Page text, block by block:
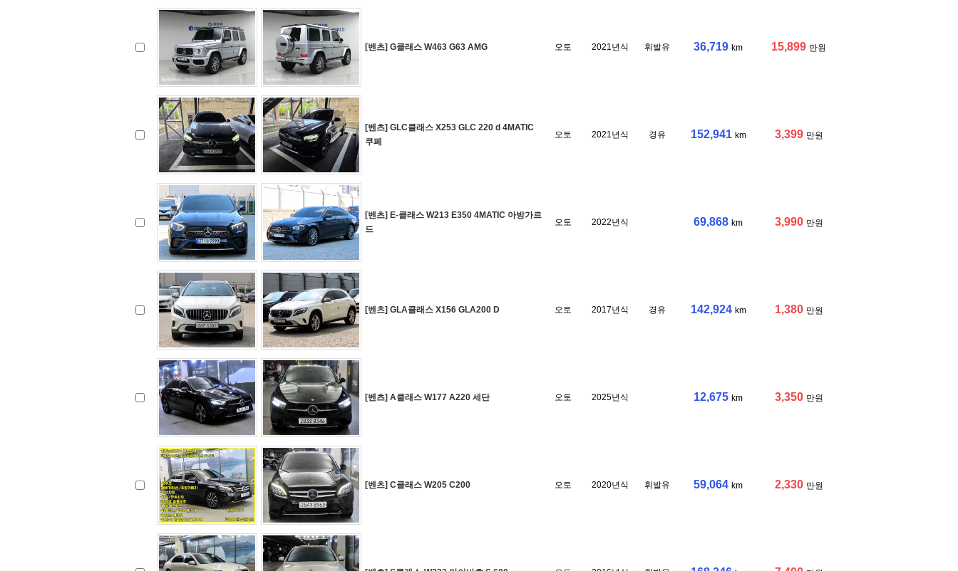
[벤츠] G클래스 W463 G63 AMG 오토 2021년식 휘발유 36,719 km 15,899 만원
[벤츠] GLC클래스 X253 GLC 220 d 4MATIC
쿠페
오토 2021년식 경유 152,941 km 3,399 만원
[벤츠] E-클래스 W213 E350 4MATIC 아방가르
드
오토 2022년식 69,868 km 3,990 만원
[벤츠] GLA클래스 X156 GLA200 D 오토 2017년식 경유 142,924 km 1,380 만원
[벤츠] A클래스 W177 A220 세단 오토 2025년식 12,675 km 3,350 만원
[벤츠] C클래스 W205 C200 오토 2020년식 휘발유 59,064 km 2,330 만원